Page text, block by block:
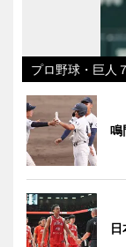
プロ野球・巨人
鳴